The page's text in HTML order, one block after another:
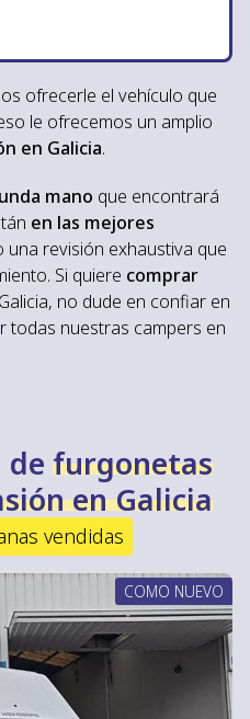
ofrecerle el vehículo que
le ofrecemos un amplio
en Galicia.
mano que encontrará
en las mejores
una revisión exhaustiva que
Si quiere comprar
no dude en confiar en
todas nuestras campers en
de furgonetas
en Galicia
vendidas
COMO NUEVO